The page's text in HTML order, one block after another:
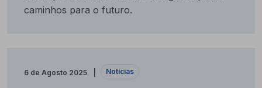
caminhos para o futuro.
6 de Agosto 2025 Notícias